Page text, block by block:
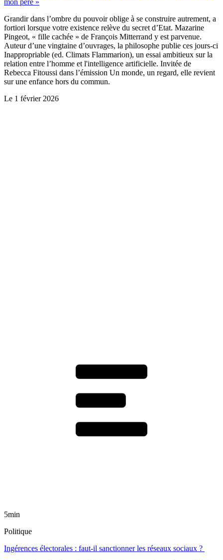
Grandir dans l’ombre du pouvoir oblige à se construire autrement, a
fortiori lorsque votre existence relève du secret d’Etat. Mazarine
Pingeot, « fille cachée » de François Mitterrand y est parvenue.
Auteur d’une vingtaine d’ouvrages, la philosophe publie ces jours-ci
Inappropriable (ed. Climats Flammarion), un essai ambitieux sur la
relation entre l’homme et l'intelligence artificielle. Invitée de
Rebecca Fitoussi dans l’émission Un monde, un regard, elle revient
sur une enfance hors du commun.
Le 1 février 2026
5min
Politique
Ingérences électorales : faut-il sanctionner les réseaux sociaux ?